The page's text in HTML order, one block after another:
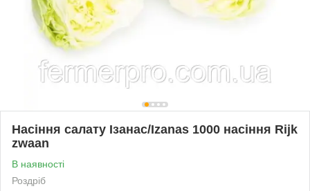
Насіння салату Ізанас/Izanas 1000 насіння Rijk
zwaan
В наявності
Роздріб